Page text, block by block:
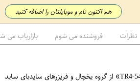
هم اکنون نام و موبایلتان را اضافه کنید
نظرات فروشنده می شوم بازاریاب می
یخچال و فریزر مدل « TR4-540ED» از گروه یخچال و فریزرهای سایدبای ساید